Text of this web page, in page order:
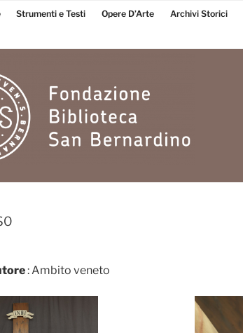
Strumenti e Testi Opere D’Arte Archivi Storici
: Ambito veneto